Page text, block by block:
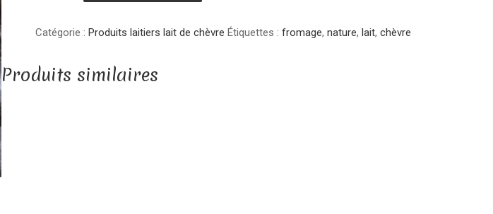
frais
Chèvrerie
Catégorie :Produits laitiers lait de chèvre Étiquettes :fromage,nature,lait,chèvre
Produits similaires